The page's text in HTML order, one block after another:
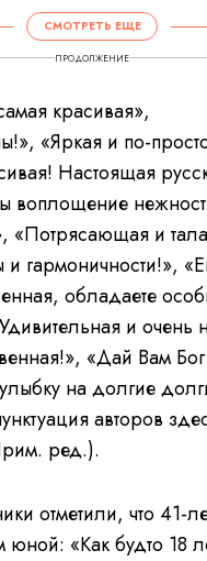
СМОТРЕТЬ ЕЩЕ
ПРОДОЛЖЕНИЕ
красивая»,
«Яркая и по-
Настоящая
воплощение
«Потрясающая и
и гармоничности!»,
обладаете
и очень
«Дай Вам
на долгие
авторов
ред.).
отметили, что 41-
юной: «Как будто 18